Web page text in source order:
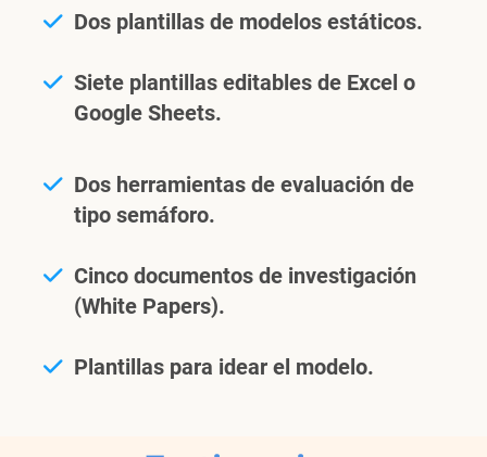
Dos plantillas de modelos estáticos.
Siete plantillas editables de Excel o
Google Sheets.
Dos herramientas de evaluación de
tipo semáforo.
Cinco documentos de investigación
(White Papers).
Plantillas para idear el modelo.